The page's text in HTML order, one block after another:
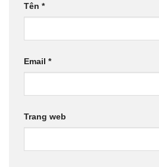
Tên *
Email *
Trang web